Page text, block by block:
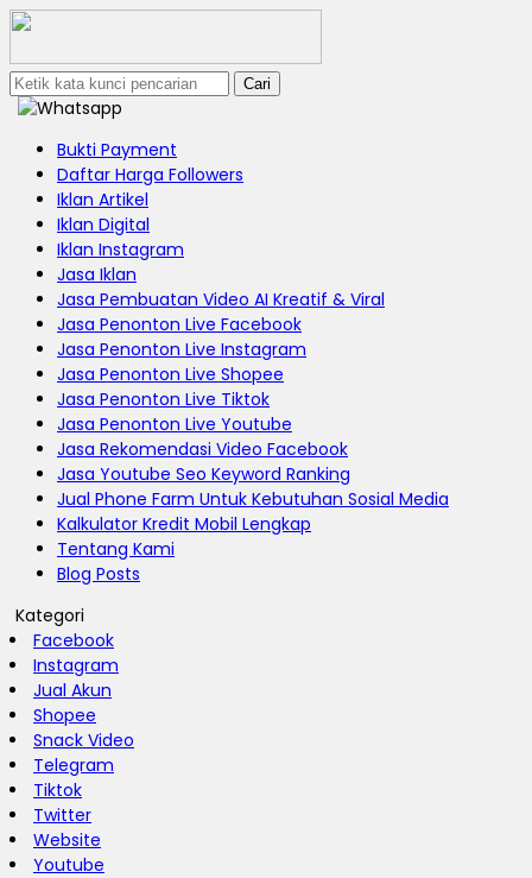
Cari
Bukti Payment
Daftar Harga Followers
Iklan Artikel
Iklan Digital
Iklan Instagram
Jasa Iklan
Jasa Pembuatan Video AI Kreatif & Viral
Jasa Penonton Live Facebook
Jasa Penonton Live Instagram
Jasa Penonton Live Shopee
Jasa Penonton Live Tiktok
Jasa Penonton Live Youtube
Jasa Rekomendasi Video Facebook
Jasa Youtube Seo Keyword Ranking
Jual Phone Farm Untuk Kebutuhan Sosial Media
Kalkulator Kredit Mobil Lengkap
Tentang Kami
Blog Posts
Kategori
Facebook
Instagram
Jual Akun
Shopee
Snack Video
Telegram
Tiktok
Twitter
Website
Youtube